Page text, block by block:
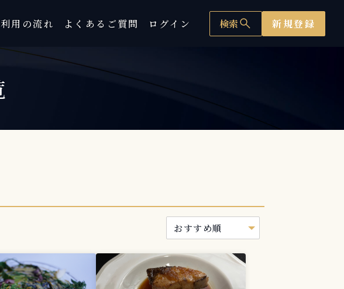
用の流れ よくあるご質問 ログイン 検索search 新規登録